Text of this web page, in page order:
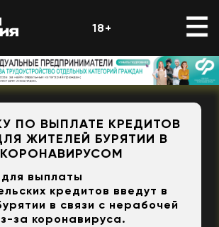
18+
ПО ВЫПЛАТЕ КРЕДИТОВ
ЖИТЕЛЕЙ БУРЯТИИ В
выплаты
кредитов введут в
в связи с нерабочей
за коронавируса.